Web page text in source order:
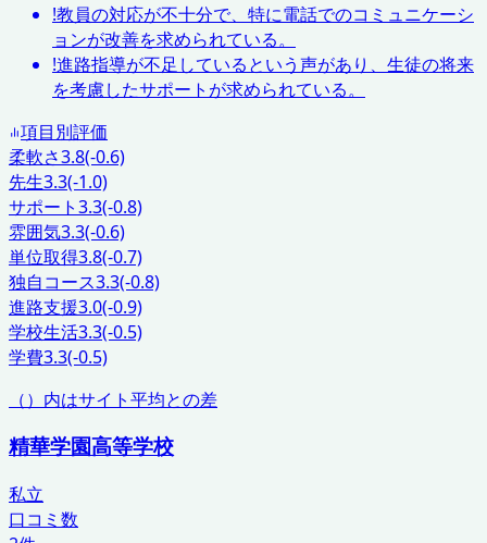
!教員の対応が不十分で、特に電話でのコミュニケーシ
ョンが改善を求められている。
!進路指導が不足しているという声があり、生徒の将来
を考慮したサポートが求められている。
項目別評価
柔軟さ3.8(-0.6)
先生3.3(-1.0)
サポート3.3(-0.8)
雰囲気3.3(-0.6)
単位取得3.8(-0.7)
独自コース3.3(-0.8)
進路支援3.0(-0.9)
学校生活3.3(-0.5)
学費3.3(-0.5)
（）内はサイト平均との差
精華学園高等学校
私立
口コミ数